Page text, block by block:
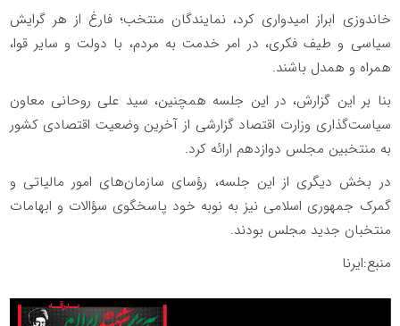
خاندوزی ابراز امیدواری کرد، نمایندگان منتخب؛ فارغ از هر گرایش
سیاسی و طیف فکری، در امر خدمت به مردم، با دولت و سایر قوا،
همراه و همدل باشند.
بنا بر این گزارش، در این جلسه همچنین، سید علی روحانی معاون
سیاست‌گذاری وزارت اقتصاد گزارشی از آخرین وضعیت اقتصادی کشور
به منتخبین مجلس دوازدهم ارائه کرد.
در بخش دیگری از این جلسه، رؤسای سازمان‌های امور مالیاتی و
گمرک جمهوری اسلامی نیز به نوبه خود پاسخگوی سؤالات و ابهامات
منتخبان جدید مجلس بودند.
منبع:ایرنا